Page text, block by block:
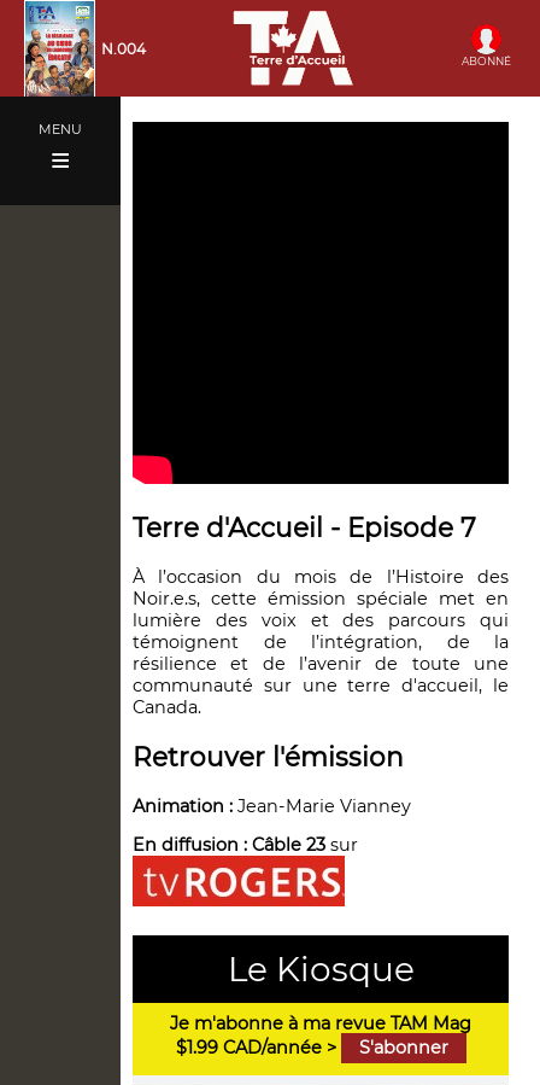
N.004
ABONNÉ
×
MENU
≡
Terre d'Accueil - Episode 7
À l’occasion du mois de l’Histoire des
Noir.e.s, cette émission spéciale met en
lumière des voix et des parcours qui
témoignent de l’intégration, de la
résilience et de l’avenir de toute une
communauté sur une terre d'accueil, le
Canada.
Retrouver l'émission
Animation : Jean-Marie Vianney
En diffusion : Câble 23 sur
Le Kiosque
Je m'abonne à ma revue TAM Mag
$1.99 CAD/année >
S'abonner